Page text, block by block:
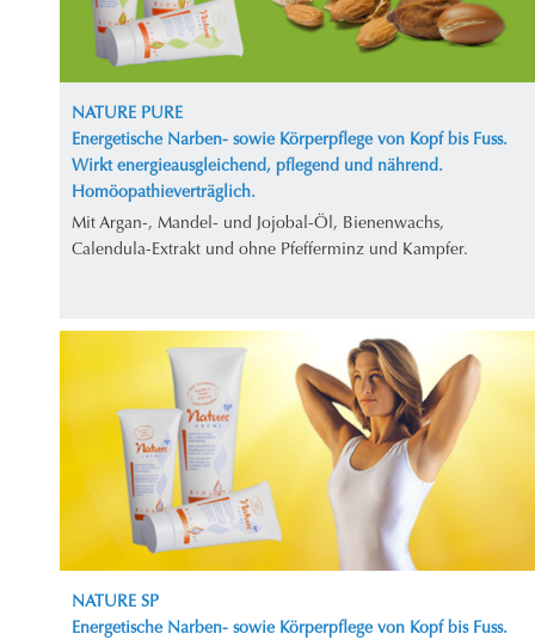
NATURE PURE
Energetische Narben- sowie Körperpflege von Kopf bis Fuss.
Wirkt energieausgleichend, pflegend und nährend.
Homöopathieverträglich.
Mit Argan-, Mandel- und Jojobal-Öl, Bienenwachs,
Calendula-Extrakt und ohne Pfefferminz und Kampfer.
NATURE SP
Energetische Narben- sowie Körperpflege von Kopf bis Fuss.